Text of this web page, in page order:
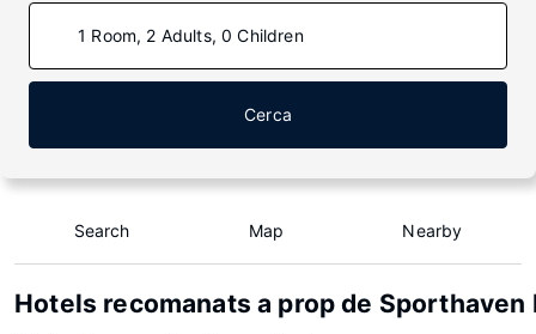
1 Room, 2 Adults, 0 Children
Cerca
Search Map Nearby
Hotels recomanats a prop de Sporthaven